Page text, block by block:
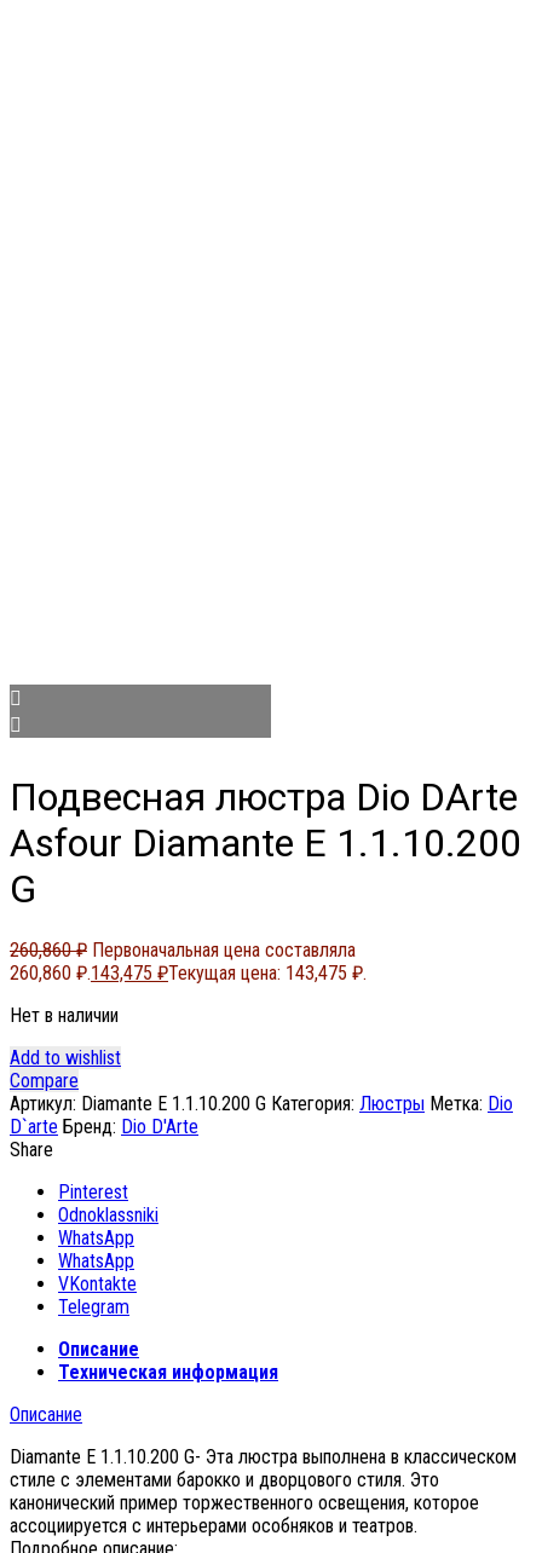
Подвесная люстра Dio DArte
Asfour Diamante E 1.1.10.200
G
260,860₽ Первоначальная цена составляла
260,860 ₽.143,475 ₽Текущая цена: 143,475 ₽.
Нет в наличии
Add to wishlist
Compare
Артикул: Diamante E 1.1.10.200 G Категория: Люстры Метка: Dio
D`arte Бренд: Dio D'Arte
Share
Pinterest
Odnoklassniki
WhatsApp
WhatsApp
VKontakte
Telegram
Описание
Техническая информация
Описание
Diamante E 1.1.10.200 G- Эта люстра выполнена в классическом
стиле с элементами барокко и дворцового стиля. Это
канонический пример торжественного освещения, которое
ассоциируется с интерьерами особняков и театров.